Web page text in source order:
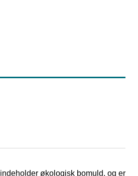
indeholder økologisk bomuld, og er